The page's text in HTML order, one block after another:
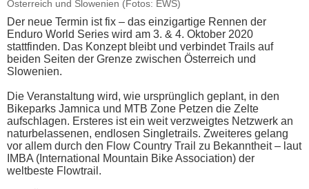
Österreich und Slowenien (Fotos: EWS)
Der neue Termin ist fix – das einzigartige Rennen der
Enduro World Series wird am 3. & 4. Oktober 2020
stattfinden. Das Konzept bleibt und verbindet Trails auf
beiden Seiten der Grenze zwischen Österreich und
Slowenien.
Die Veranstaltung wird, wie ursprünglich geplant, in den
Bikeparks Jamnica und MTB Zone Petzen die Zelte
aufschlagen. Ersteres ist ein weit verzweigtes Netzwerk an
naturbelassenen, endlosen Singletrails. Zweiteres gelang
vor allem durch den Flow Country Trail zu Bekanntheit – laut
IMBA (International Mountain Bike Association) der
weltbeste Flowtrail.